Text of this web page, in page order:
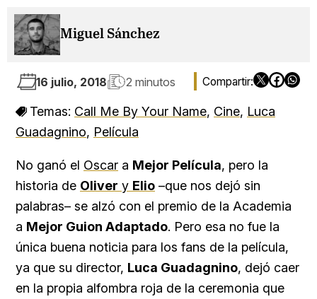
Miguel Sánchez
16 julio, 2018 2 minutos
Temas: Call Me By Your Name, Cine, Luca
Guadagnino, Película
No ganó el Oscar a Mejor Película, pero la
historia de Oliver y Elio –que nos dejó sin
palabras– se alzó con el premio de la Academia
a Mejor Guion Adaptado. Pero esa no fue la
única buena noticia para los fans de la película,
ya que su director, Luca Guadagnino, dejó caer
en la propia alfombra roja de la ceremonia que